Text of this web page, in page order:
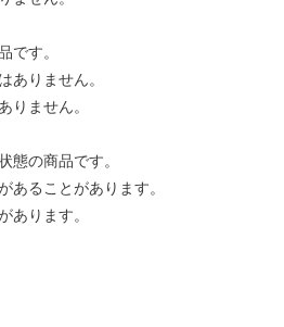
す。
りません。
ません。
の商品です。
ることがあります。
ります。